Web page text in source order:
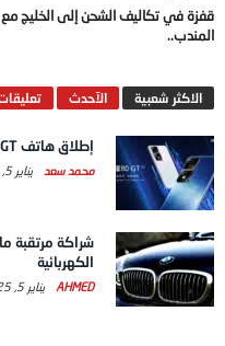
قفزة في تكاليف الشحن إلى الخليج
المندب..
الاكثر شعبية الآحدث
إطلاق هاتف Honor 80 GT وجهاز لوحي جديد
محمد سعد يناير 5, 2025
شراكة مرتقبة
الكهربائية
AHMED يناير 5, 2025